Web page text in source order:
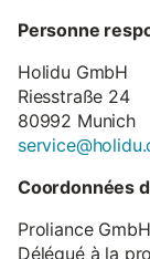
Personne
Holidu GmbH
Riesstraße 24
80992 Munich
Coordonnées
Proliance
Délégué à la